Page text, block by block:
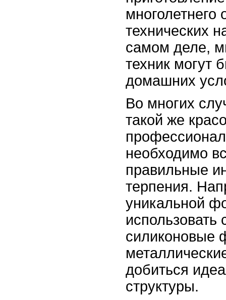
технических
самом деле,
техник могут
домашних
Во многих
такой же
необходимо
правильные
терпения.
уникальной
силиконовые
добиться
структуры.